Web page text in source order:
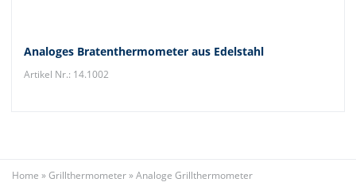
Analoges Bratenthermometer aus Edelstahl
Artikel Nr.: 14.1002
Home »Grillthermometer»Analoge Grillthermometer